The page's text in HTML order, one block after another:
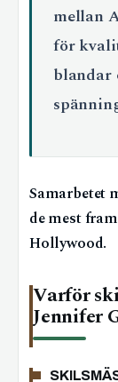
mellan
för
blandar
Samarbetet
de mest
Hollywood.
Varför
Jennifer